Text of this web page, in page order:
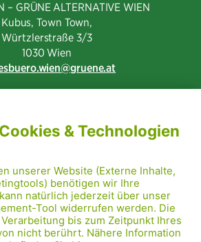
– GRÜNE ALTERNATIVE WIEN
Kubus, Town Town,
Würtzlerstraße 3/3​
1030 Wien
gruene.at
PRESSE
RADRETTUNG
NIGHTSKATING
NETIQUETTE